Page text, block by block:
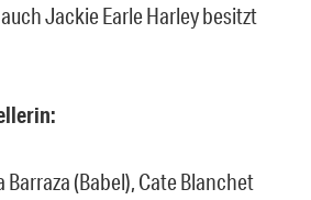
Jackie Earle Harley besitzt
Barraza (Babel), Cate Blanchet